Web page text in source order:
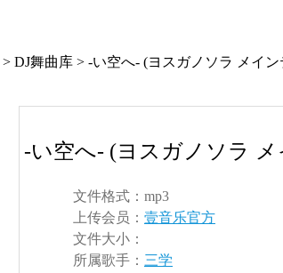
> DJ舞曲库 > -い空へ- (ヨスガノソラ メイン
-い空へ- (ヨスガノソラ メ
文件格式： mp3
上传会员： 壹音乐官方
文件大小：
所属歌手： 三学